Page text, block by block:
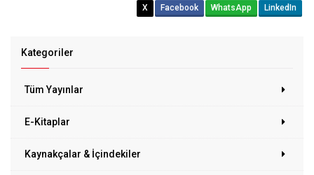
Kategoriler
Tüm Yayınlar
E-Kitaplar
Kaynakçalar & İçindekiler
X Facebook WhatsApp LinkedIn